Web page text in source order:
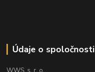
Údaje o spoločnosti